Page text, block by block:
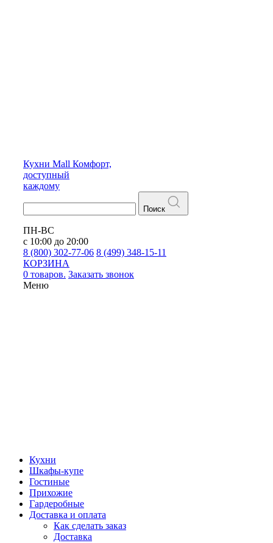
Кухни Mall Комфорт,
доступный
каждому
Поиск
ПН-ВС
с 10:00 до 20:00
8 (800) 302-77-06 8 (499) 348-15-11
КОРЗИНА
0 товаров. Заказать звонок
Меню
Кухни
Шкафы-купе
Гостиные
Прихожие
Гардеробные
Доставка и оплата
Как сделать заказ
Доставка